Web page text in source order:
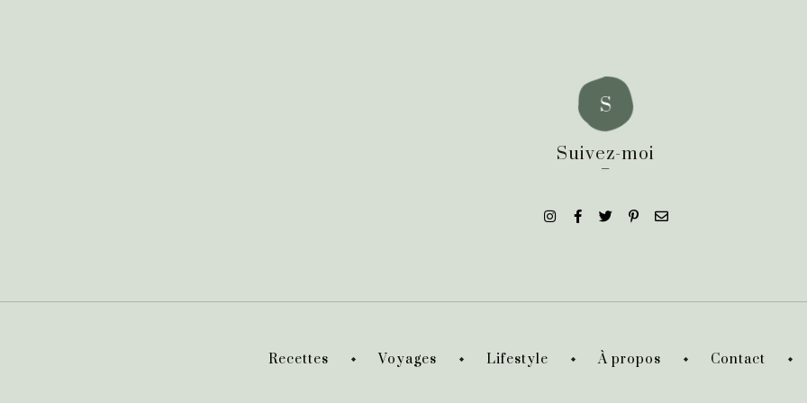
Suivez-moi
_
Recettes Voyages Lifestyle À propos Contact